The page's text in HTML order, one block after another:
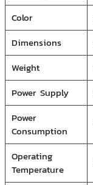
Color
Dimensions
Weight
Power Supply
Power
Consumption
Operating
Temperature